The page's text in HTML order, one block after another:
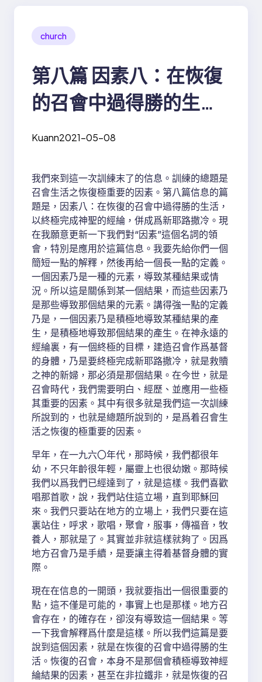
church
第八篇 因素八：在恢復
的召會中過得勝的生
活，以終極完成神聖的
Kuann2021-05-08
我們來到這一次訓練末了的信息。訓練的總題是
召會生活之恢復極重要的因素。第八篇信息的篇
題是，因素八：在恢復的召會中過得勝的生活，
以終極完成神聖的經綸，併成爲新耶路撒冷。現
在我願意更新一下我們對“因素”這個名詞的領
會，特別是應用於這篇信息。我要先給你們一個
簡短一點的解釋，然後再給一個長一點的定義。
一個因素乃是一種的元素，導致某種結果或情
況。所以這是關係到某一個結果，而這些因素乃
是那些導致那個結果的元素。講得強一點的定義
乃是，一個因素乃是積極地導致某種結果的產
生，是積極地導致那個結果的產生。在神永遠的
經綸裏，有一個終極的目標，建造召會作爲基督
的身體，乃是要終極完成新耶路撒冷，就是救贖
之神的新婦，那必須是那個結果。在今世，就是
召會時代，我們需要明白、經歷、並應用一些極
其重要的因素。其中有很多就是我們這一次訓練
所說到的，也就是總題所說到的，是爲着召會生
活之恢復的極重要的因素。
早年，在一九六〇年代，那時候，我們都很年
幼，不只年齡很年輕，屬靈上也很幼嫩。那時候
我們以爲我們已經達到了，就是這樣。我們喜歡
唱那首歌，說，我們站住這立場，直到耶穌回
來。我們只要站在地方的立場上，我們只要在這
裏站住，呼求，歌唱，聚會，服事，傳福音，牧
養人，那就是了。其實並非就這樣就夠了。因爲
地方召會乃是手續，是要讓主得着基督身體的實
際。
現在在信息的一開頭，我就要指出一個很重要的
點，這不僅是可能的，事實上也是那樣。地方召
會存在，的確存在，卻沒有導致這一個結果。等
一下我會解釋爲什麼是這樣。所以我們這篇是要
說到這個因素，就是在恢復的召會中過得勝的生
活。恢復的召會，本身不是那個會積極導致神經
綸結果的因素，甚至在非拉鐵非，就是恢復的召